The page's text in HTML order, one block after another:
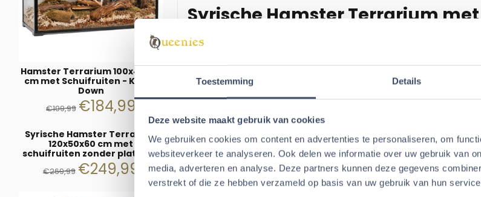
Toestemming Details
Deze website maakt gebruik van cookies
We gebruiken cookies om content en advertenties te personaliseren, om
websiteverkeer te analyseren. Ook delen we informatie over uw gebruik van
media, adverteren en analyse. Deze partners kunnen deze gegevens
verstrekt of die ze hebben verzameld op basis van uw gebruik van hun
Hamster Terrarium 100x40x50
cm met Schuifruiten - Knock
Down
€199,99 €184,99
Syrische Hamster Terrarium
120x50x60 cm met
schuifruiten zonder plateaus
€269,99 €249,99
Syrische Hamster Terrarium
natuurlijk graafgedrag
Een Syrische hamster brengt een groot deel van de nacht door
Daarom is dit terrarium ontworpen met een hoge glazen
materiaal gemakkelijk uit het terrarium valt. Een dikke laag
schuifruiten zitten namelijk op een hoogte van 25 cm.
Hierdoor kunnen tunnels, gangen en nestkamers beter intact
gedrag van hamsters. Vooral in combinatie met stevige
structuren langdurig behouden blijven.
Dankzij de royale afmetingen ontstaat bovendien meer